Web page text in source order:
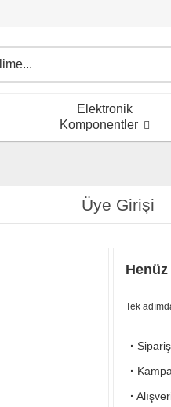
Elektronik
Komponentler
Üye Girişi
Tek
·
·
·